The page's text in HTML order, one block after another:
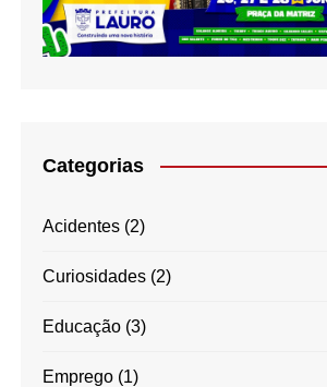
Categorias
Acidentes (2)
Curiosidades (2)
Educação (3)
Emprego (1)